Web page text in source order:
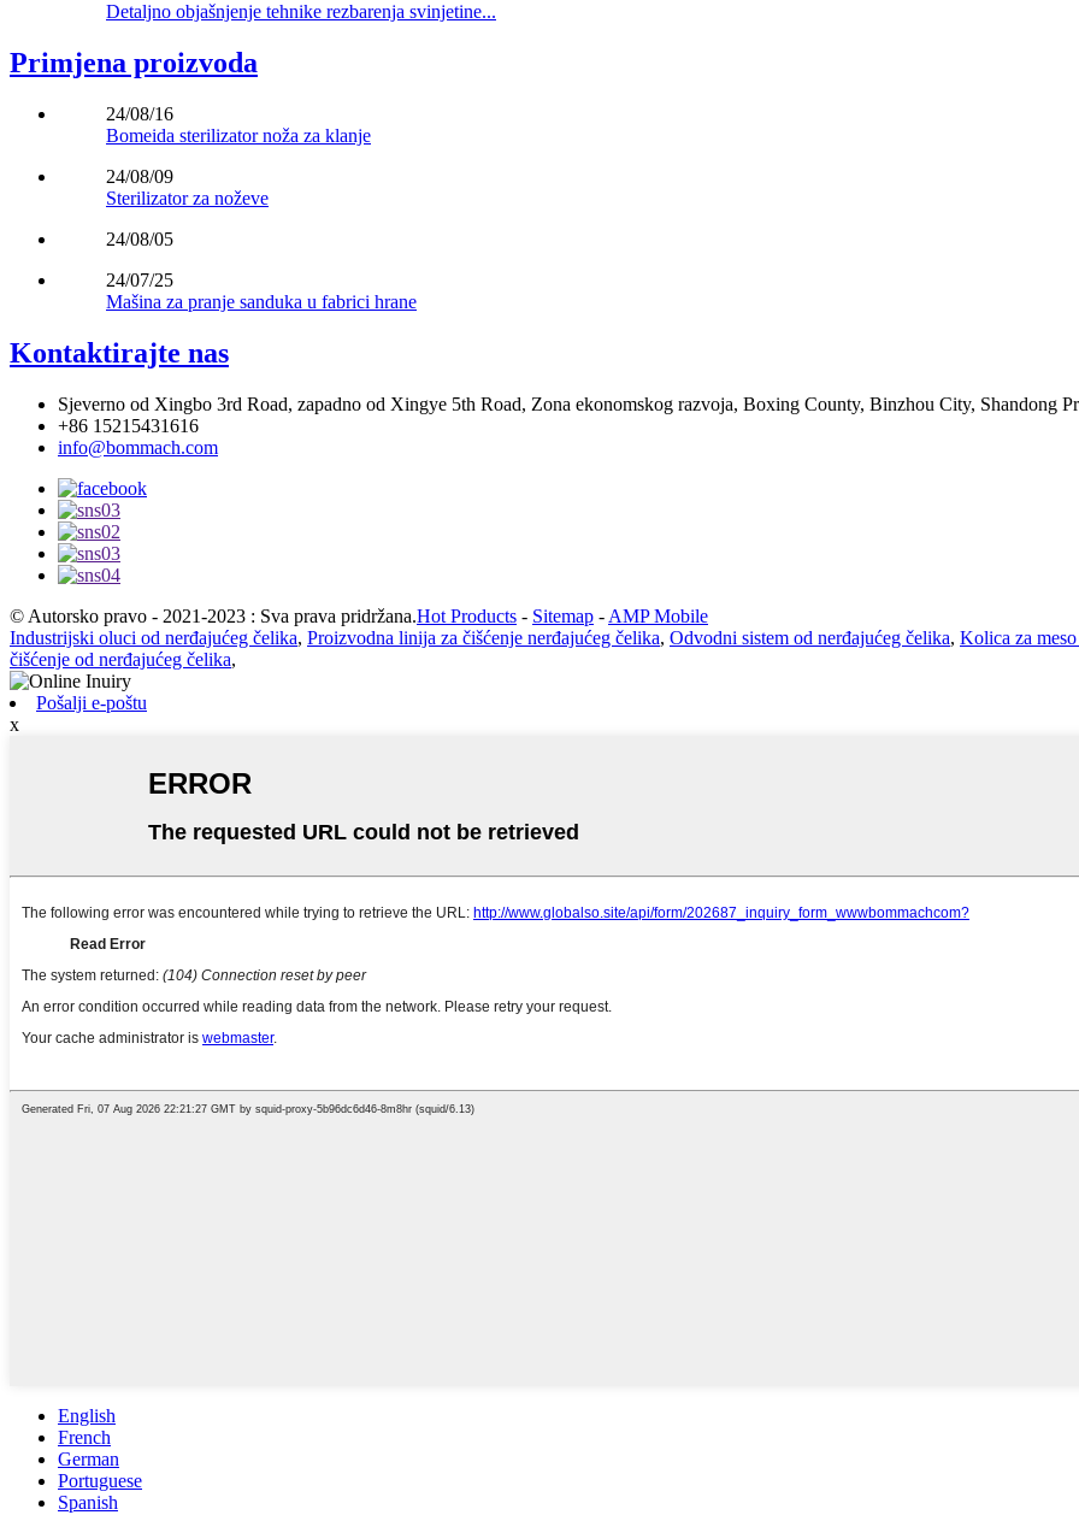
Detaljno objašnjenje tehnike rezbarenja svinjetine...
Primjena proizvoda
24/08/16
Bomeida sterilizator noža za klanje
24/08/09
Sterilizator za noževe
24/08/05
24/07/25
Mašina za pranje sanduka u fabrici hrane
Kontaktirajte nas
Sjeverno od Xingbo 3rd Road, zapadno od Xingye 5th Road, Zona ekonomskog razvoja, Boxing County, Binzhou City, Shandong
+86 15215431616
info@bommach.com
© Autorsko pravo - 2021-2023 : Sva prava pridržana.Hot Products - Sitemap - AMP Mobile
Industrijski oluci od nerđajućeg čelika, Proizvodna linija za čišćenje nerđajućeg čelika, Odvodni sistem od nerđajućeg čelika, Kolica za
čišćenje od nerđajućeg čelika,
Pošalji e-poštu
x
English
French
German
Portuguese
Spanish